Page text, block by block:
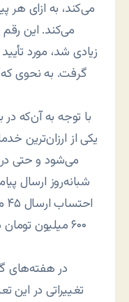
می‌کند. این
زیادی شد، مورد
گرفت. به نحوی که
با توجه به آن‌که
یکی از ارزان‌ترین
می‌شود و حتی در
شبانه‌روز ارسال
۶۰۰ میلیون
در هفته‌های
تغییراتی در این